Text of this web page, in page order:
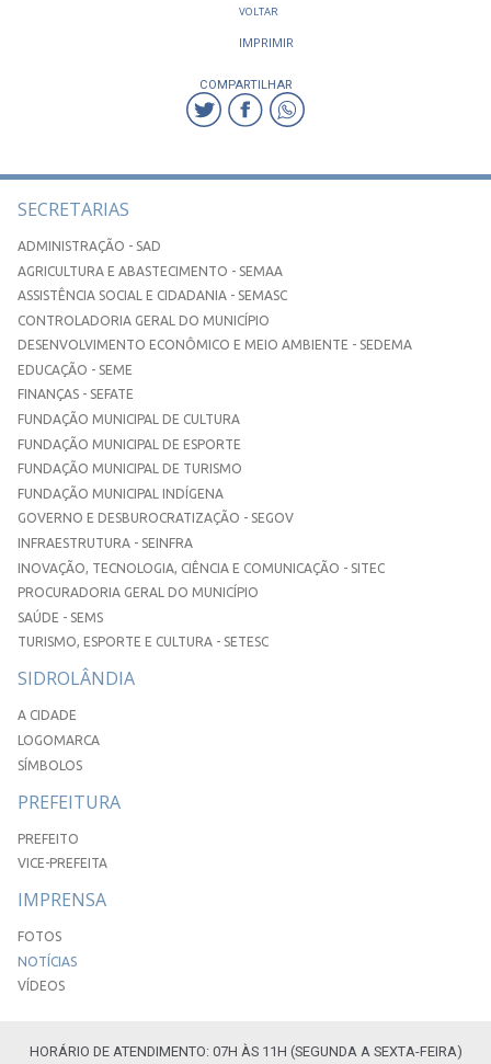
VOLTAR
IMPRIMIR
COMPARTILHAR
SECRETARIAS
ADMINISTRAÇÃO - SAD
AGRICULTURA E ABASTECIMENTO - SEMAA
ASSISTÊNCIA SOCIAL E CIDADANIA - SEMASC
CONTROLADORIA GERAL DO MUNICÍPIO
DESENVOLVIMENTO ECONÔMICO E MEIO AMBIENTE - SEDEMA
EDUCAÇÃO - SEME
FINANÇAS - SEFATE
FUNDAÇÃO MUNICIPAL DE CULTURA
FUNDAÇÃO MUNICIPAL DE ESPORTE
FUNDAÇÃO MUNICIPAL DE TURISMO
FUNDAÇÃO MUNICIPAL INDÍGENA
GOVERNO E DESBUROCRATIZAÇÃO - SEGOV
INFRAESTRUTURA - SEINFRA
INOVAÇÃO, TECNOLOGIA, CIÊNCIA E COMUNICAÇÃO - SITEC
PROCURADORIA GERAL DO MUNICÍPIO
SAÚDE - SEMS
TURISMO, ESPORTE E CULTURA - SETESC
SIDROLÂNDIA
A CIDADE
LOGOMARCA
SÍMBOLOS
PREFEITURA
PREFEITO
VICE-PREFEITA
IMPRENSA
FOTOS
NOTÍCIAS
VÍDEOS
HORÁRIO DE ATENDIMENTO: 07H ÀS 11H (SEGUNDA A SEXTA-FEIRA)